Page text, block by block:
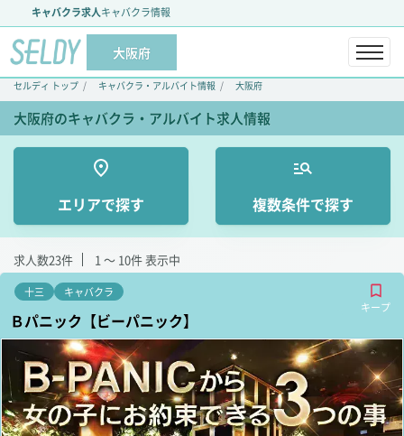
キャバクラ求人キャバクラ情報
大阪府
セルディ トップ キャバクラ・アルバイト情報 大阪府
大阪府のキャバクラ・アルバイト求人情報
エリアで探す 複数条件で探す
求人数23件 1 ～ 10件 表示中
十三
キャバクラ
キープ
Ｂパニック【ビーパニック】